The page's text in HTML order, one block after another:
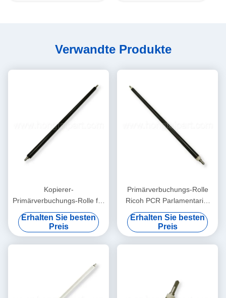
Verwandte Produkte
Kopierer-
Primärverbuchungs-Rolle für
Ricoh MPC8002 MPC6502
C6502 Pro-C751 C751S
C5110
Erhalten Sie besten
Preis
Primärverbuchungs-Rolle
Ricoh PCR Parlamentarier
C6003 Kopierer-Teile
Erhalten Sie besten
Preis